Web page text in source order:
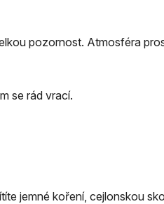
pozornost. Atmosféra
se rád vrací.
jemné koření, cejlonskou